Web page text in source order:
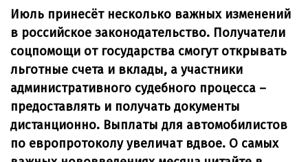
Июль принесёт несколько важных изменений
в российское законодательство. Получатели
соцпомощи от государства смогут открывать
льготные счета и вклады, а участники
административного судебного процесса –
предоставлять и получать документы
дистанционно. Выплаты для автомобилистов
по европротоколу увеличат вдвое. О самых